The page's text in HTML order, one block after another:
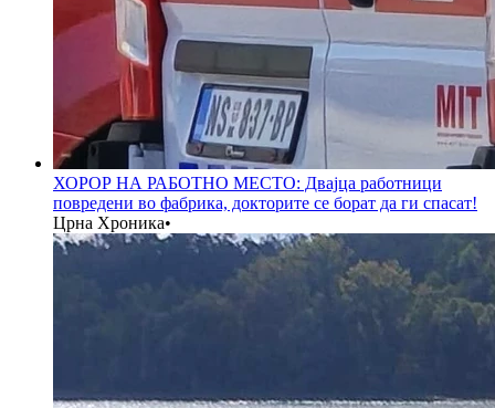
ХОРОР НА РАБОТНО МЕСТО: Двајца работници
повредени во фабрика, докторите се борат да ги спасат!
Црна Хроника•